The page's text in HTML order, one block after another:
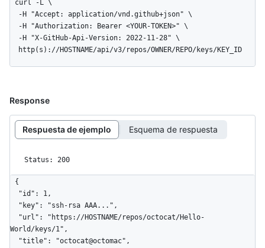
curl -L \
  http(s)://HOSTNAME/api/v3/repos/OWNER/REPO/keys/KEY_ID
Response
Respuesta de ejemplo Esquema de respuesta
Status: 200
{
World/keys/1",